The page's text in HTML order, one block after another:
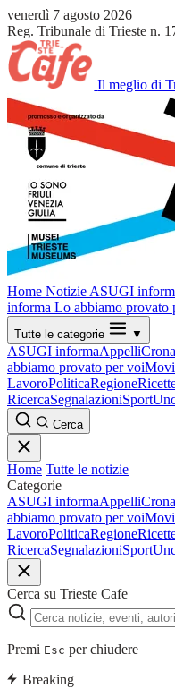
venerdì 7 agosto 2026
Reg. Tribunale di Trieste n.
Il meglio di
Home Notizie ASUGI
informa Lo abbiamo provato
Tutte le categorie ▼
ASUGI informaAppelli
abbiamo provato per voi
LavoroPoliticaRegione
RicercaSegnalazioniSport
Cerca
Home Tutte le notizie
Categorie
ASUGI informaAppelli
abbiamo provato per voi
LavoroPoliticaRegione
RicercaSegnalazioniSport
Cerca su Trieste Cafe
Premi Esc per chiudere
Breaking